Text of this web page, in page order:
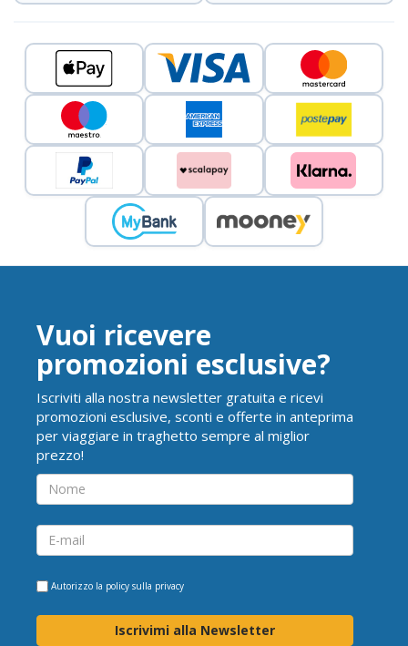
Vuoi ricevere
promozioni esclusive?
Iscriviti alla nostra newsletter gratuita e ricevi
promozioni esclusive, sconti e offerte in anteprima
per viaggiare in traghetto sempre al miglior
prezzo!
Autorizzo la policy sulla privacy
Iscrivimi alla Newsletter